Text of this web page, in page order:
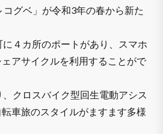
コグベ」が令和3年の春から新た
４カ所のポートがあり、スマホ
アサイクルを利用することがで
クロスバイク型回生電動アシス
車旅のスタイルがますます多様